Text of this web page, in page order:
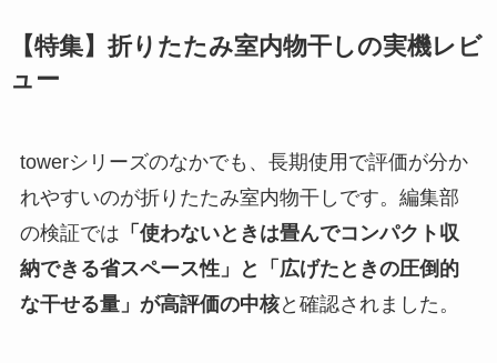
【特集】折りたたみ室内物干しの実機レビ
ュー
towerシリーズのなかでも、長期使用で評価が分か
れやすいのが折りたたみ室内物干しです。編集部
の検証では 「使わないときは畳んでコンパクト収
納できる省スペース性」と「広げたときの圧倒的
な干せる量」が高評価の中核と確認されました。